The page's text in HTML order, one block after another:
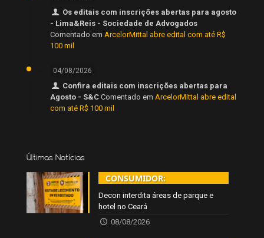
Os editais com inscrições abertas para agosto
- Lima&Reis - Sociedade de Advogados
Comentado em ArcelorMittal abre edital com até R$
100 mil
04/08/2026
Confira editais com inscrições abertas para
Agosto - S&C Comentado em ArcelorMittal abre edital
com até R$ 100 mil
Últimas Notícias
CONSUMIDOR:
Decon interdita áreas de parque e
hotel no Ceará
08/08/2026